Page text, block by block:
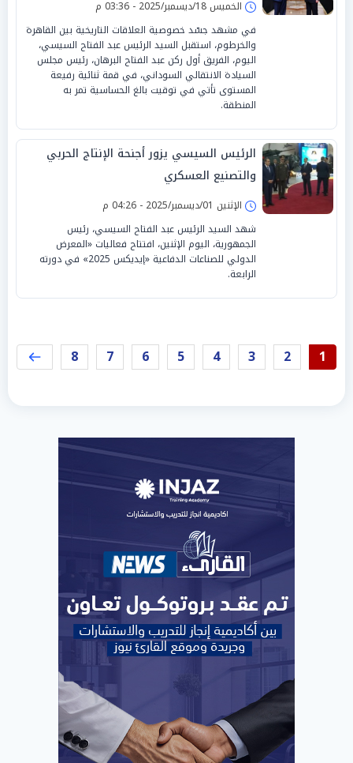
الخميس 18/ديسمبر/2025 - 03:36 م
في مشهد جسّد خصوصية العلاقات التاريخية بين القاهرة
والخرطوم، استقبل السيد الرئيس عبد الفتاح السيسي،
اليوم، الفريق أول ركن عبد الفتاح البرهان، رئيس مجلس
السيادة الانتقالي السوداني، في قمة ثنائية رفيعة
المستوى تأتي في توقيت بالغ الحساسية تمر به
المنطقة.
الرئيس السيسي يزور أجنحة الإنتاج الحربي
والتصنيع العسكري
الإثنين 01/ديسمبر/2025 - 04:26 م
شهد السيد الرئيس عبد الفتاح السيسي، رئيس
الجمهورية، اليوم الإثنين، افتتاح فعاليات «المعرض
الدولي للصناعات الدفاعية «إيديكس 2025» في دورته
الرابعة.
1
2
3
4
5
6
7
8